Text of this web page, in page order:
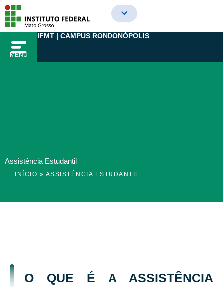
para
conteúdo
MENU
IFMT | CAMPUS RONDONÓPOLIS
Assistência Estudantil
INÍCIO » ASSISTÊNCIA ESTUDANTIL
O QUE É A ASSISTÊNCIA